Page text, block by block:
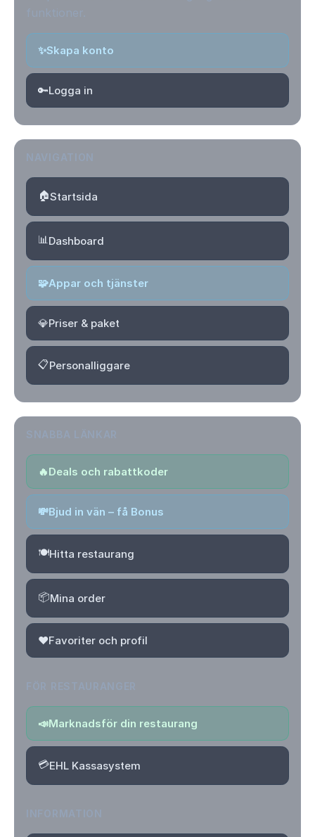
✨Skapa konto
🔑Logga in
🏠Startsida
📊Dashboard
🧩Appar och tjänster
💎Priser & paket
📋Personalliggare
🔥Deals och rabattkoder
💸Bjud in vän – få Bonus
🍽️Hitta restaurang
📦Mina order
❤️Favoriter och profil
📣Marknadsför din restaurang
💳EHL Kassasystem